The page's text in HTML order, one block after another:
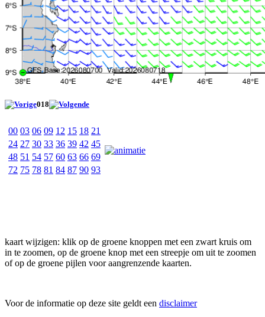
018
00 03 06 09 12 15 18 21
24 27 30 33 36 39 42 45
48 51 54 57 60 63 66 69
72 75 78 81 84 87 90 93
kaart wijzigen: klik op de groene knoppen met een zwart kruis om
in te zoomen, op de groene knop met een streepje om uit te zoomen
of op de groene pijlen voor aangrenzende kaarten.
Voor de informatie op deze site geldt een disclaimer